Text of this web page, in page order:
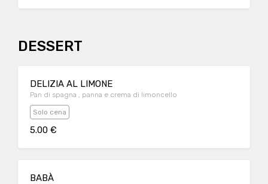
DESSERT
DELIZIA AL LIMONE
Pan di spagna , panna e crema di limoncello
Solo cena
5.00 €
BABÀ